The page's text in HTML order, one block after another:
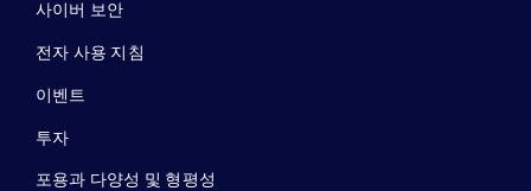
사이버 보안
전자 사용 지침
이벤트
투자
포용과 다양성 및 형평성